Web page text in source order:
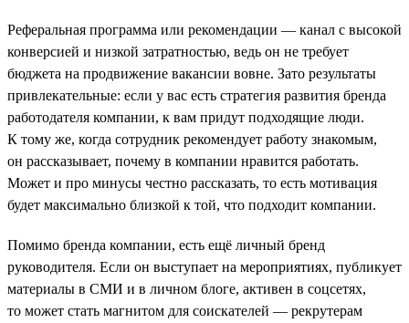
Реферальная программа или рекомендации — канал с высокой
конверсией и низкой затратностью, ведь он не требует
бюджета на продвижение вакансии вовне. Зато результаты
привлекательные: если у вас есть стратегия развития бренда
работодателя компании, к вам придут подходящие люди.
К тому же, когда сотрудник рекомендует работу знакомым,
он рассказывает, почему в компании нравится работать.
Может и про минусы честно рассказать, то есть мотивация
будет максимально близкой к той, что подходит компании.
Помимо бренда компании, есть ещё личный бренд
руководителя. Если он выступает на мероприятиях, публикует
материалы в СМИ и в личном блоге, активен в соцсетях,
то может стать магнитом для соискателей — рекрутерам